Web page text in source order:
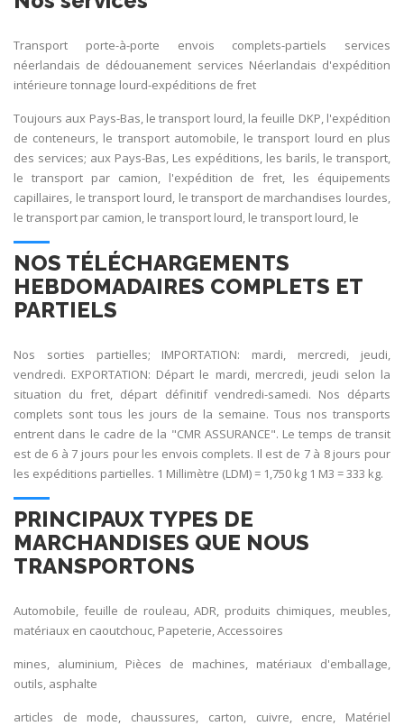
Transport porte-à-porte envois complets-partiels services
néerlandais de dédouanement services Néerlandais d'expédition
intérieure tonnage lourd-expéditions de fret
Toujours aux Pays-Bas, le transport lourd, la feuille DKP, l'expédition
de conteneurs, le transport automobile, le transport lourd en plus
des services; aux Pays-Bas, Les expéditions, les barils, le transport,
le transport par camion, l'expédition de fret, les équipements
capillaires, le transport lourd, le transport de marchandises lourdes,
le transport par camion, le transport lourd, le transport lourd, le
NOS TÉLÉCHARGEMENTS
HEBDOMADAIRES COMPLETS ET
PARTIELS
Nos sorties partielles; IMPORTATION: mardi, mercredi, jeudi,
vendredi. EXPORTATION: Départ le mardi, mercredi, jeudi selon la
situation du fret, départ définitif vendredi-samedi. Nos départs
complets sont tous les jours de la semaine. Tous nos transports
entrent dans le cadre de la "CMR ASSURANCE". Le temps de transit
est de 6 à 7 jours pour les envois complets. Il est de 7 à 8 jours pour
les expéditions partielles. 1 Millimètre (LDM) = 1,750 kg 1 M3 = 333 kg.
PRINCIPAUX TYPES DE
MARCHANDISES QUE NOUS
TRANSPORTONS
Automobile, feuille de rouleau, ADR, produits chimiques, meubles,
matériaux en caoutchouc, Papeterie, Accessoires
mines, aluminium, Pièces de machines, matériaux d'emballage,
outils, asphalte
articles de mode, chaussures, carton, cuivre, encre, Matériel